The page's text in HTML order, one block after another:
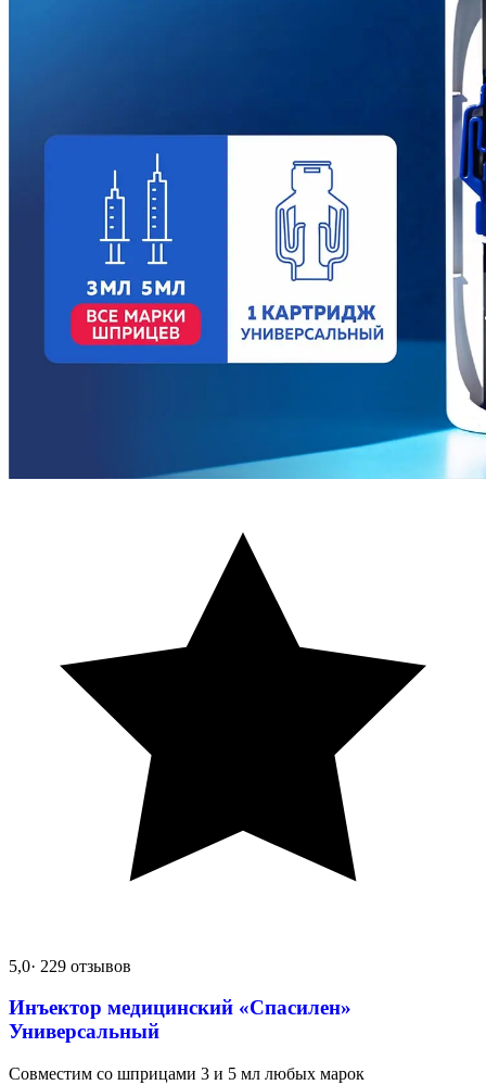
5,0· 229 отзывов
Инъектор медицинский «Спасилен»
Универсальный
Совместим со шприцами 3 и 5 мл любых марок